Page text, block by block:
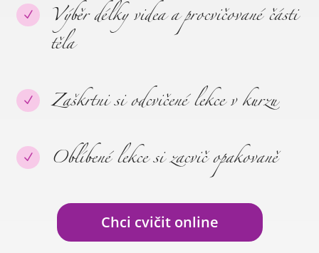
N
Výběr délky videa a procvičované části
těla
N Zaškrtni si odcvičené lekce v kurzu
N Oblíbené lekce si zacvič opakovaně
Chci cvičit online